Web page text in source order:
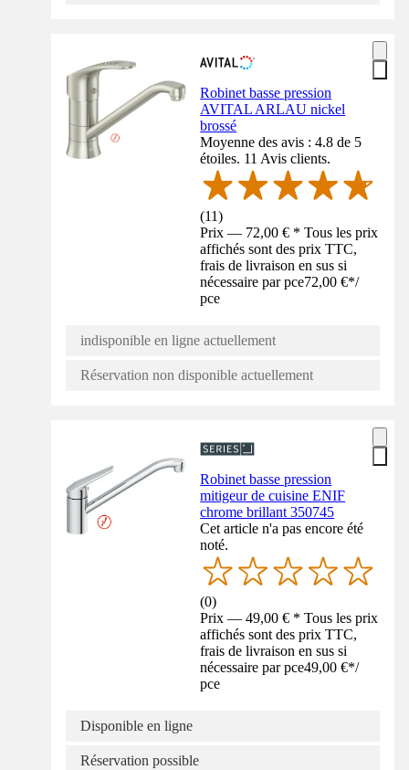
Robinet basse pression
AVITAL ARLAU nickel
brossé
Moyenne des avis : 4.8 de 5
étoiles. 11 Avis clients.
(11)
Prix — 72,00 € * Tous les prix
affichés sont des prix TTC,
frais de livraison en sus si
nécessaire par pce72,00 €*/
pce
indisponible en ligne actuellement
Réservation non disponible actuellement
Robinet basse pression
mitigeur de cuisine ENIF
chrome brillant 350745
Cet article n'a pas encore été
noté.
(0)
Prix — 49,00 € * Tous les prix
affichés sont des prix TTC,
frais de livraison en sus si
nécessaire par pce49,00 €*/
pce
Disponible en ligne
Réservation possible